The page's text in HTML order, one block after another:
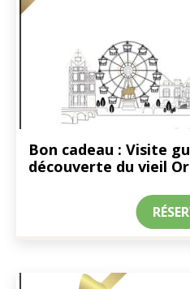
Bon cadeau : Visite
découverte du vieil